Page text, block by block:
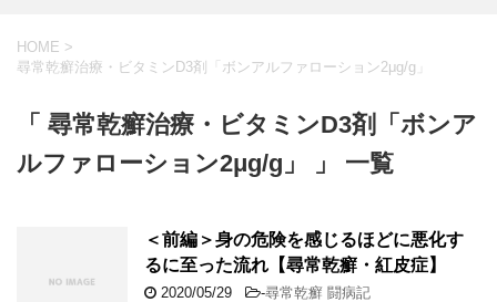
HOME >
尋常乾癬治療・ビタミンD3剤「ボンアルファローション2μg/g」
「 尋常乾癬治療・ビタミンD3剤「ボンア
ルファローション2μg/g」 」 一覧
＜前編＞身の危険を感じるほどに悪化す
るに至った流れ【尋常乾癬・紅皮症】
2020/05/29 -尋常乾癬 闘病記